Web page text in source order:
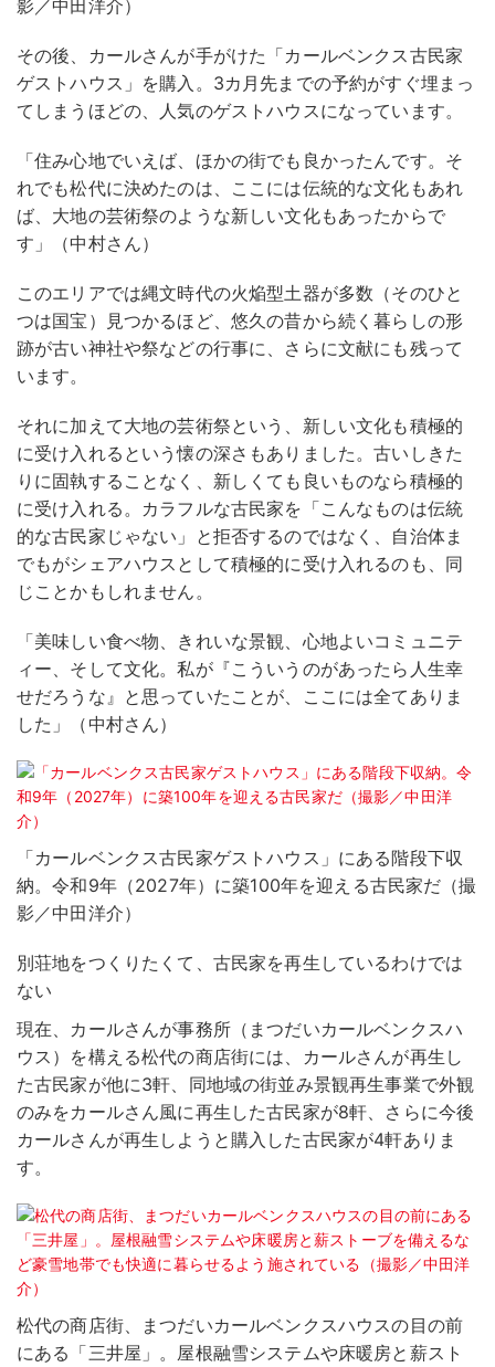
影／中田洋介）
その後、カールさんが手がけた「カールベンクス古民家
ゲストハウス」を購入。3カ月先までの予約がすぐ埋まっ
てしまうほどの、人気のゲストハウスになっています。
「住み心地でいえば、ほかの街でも良かったんです。そ
れでも松代に決めたのは、ここには伝統的な文化もあれ
ば、大地の芸術祭のような新しい文化もあったからで
す」（中村さん）
このエリアでは縄文時代の火焔型土器が多数（そのひと
つは国宝）見つかるほど、悠久の昔から続く暮らしの形
跡が古い神社や祭などの行事に、さらに文献にも残って
います。
それに加えて大地の芸術祭という、新しい文化も積極的
に受け入れるという懐の深さもありました。古いしきた
りに固執することなく、新しくても良いものなら積極的
に受け入れる。カラフルな古民家を「こんなものは伝統
的な古民家じゃない」と拒否するのではなく、自治体ま
でもがシェアハウスとして積極的に受け入れるのも、同
じことかもしれません。
「美味しい食べ物、きれいな景観、心地よいコミュニテ
ィー、そして文化。私が『こういうのがあったら人生幸
せだろうな』と思っていたことが、ここには全てありま
した」（中村さん）
「カールベンクス古民家ゲストハウス」にある階段下収
納。令和9年（2027年）に築100年を迎える古民家だ（撮
影／中田洋介）
別荘地をつくりたくて、古民家を再生しているわけでは
ない
現在、カールさんが事務所（まつだいカールベンクスハ
ウス）を構える松代の商店街には、カールさんが再生し
た古民家が他に3軒、同地域の街並み景観再生事業で外観
のみをカールさん風に再生した古民家が8軒、さらに今後
カールさんが再生しようと購入した古民家が4軒ありま
す。
松代の商店街、まつだいカールベンクスハウスの目の前
にある「三井屋」。屋根融雪システムや床暖房と薪スト